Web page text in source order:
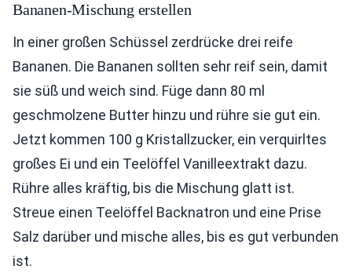
Bananen-Mischung erstellen
In einer großen Schüssel zerdrücke drei reife
Bananen. Die Bananen sollten sehr reif sein, damit
sie süß und weich sind. Füge dann 80 ml
geschmolzene Butter hinzu und rühre sie gut ein.
Jetzt kommen 100 g Kristallzucker, ein verquirltes
großes Ei und ein Teelöffel Vanilleextrakt dazu.
Rühre alles kräftig, bis die Mischung glatt ist.
Streue einen Teelöffel Backnatron und eine Prise
Salz darüber und mische alles, bis es gut verbunden
ist.